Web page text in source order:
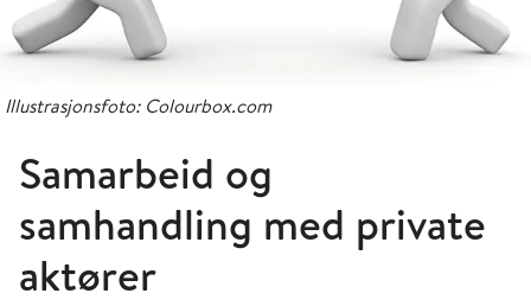
Illustrasjonsfoto: Colourbox.com
Samarbeid og
samhandling med private
aktører